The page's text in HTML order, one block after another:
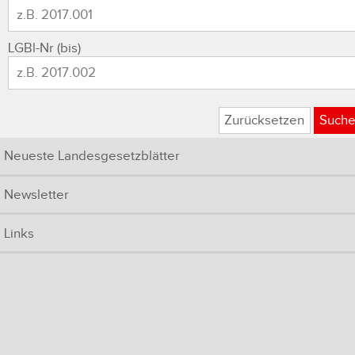
LGBl-Nr (bis)
Zurücksetzen
Neueste Landesgesetzblätter
Newsletter
Links